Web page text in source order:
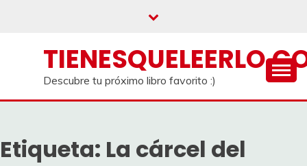
Descubre tu próximo libro favorito :)
Etiqueta: La cárcel del